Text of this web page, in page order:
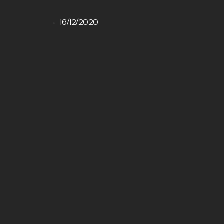
16/12/2020